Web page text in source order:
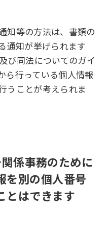
知等の方法は、書類の
通知が挙げられます
び同法についてのガイ
ら行っている個人情報
うことが考えられま
係事務のために
を別の個人番号
とはできます